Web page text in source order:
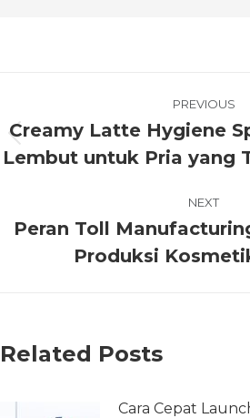
PREVIOUS
Creamy Latte Hygiene
Lembut untuk Pria yang
NEXT
Peran Toll
Produksi
Related Posts
Cara Cepat